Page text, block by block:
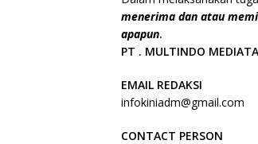
menerima dan atau
apapun.
PT . MULTINDO
EMAIL REDAKSI
infokiniadm@gmail.com
CONTACT PERSON